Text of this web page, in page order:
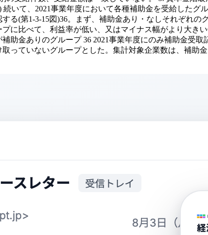
いて、2021事業年度において各種補助金を受給したグ
(第1-3-15図)36。まず、補助金あり・なしそれぞれの
比べて、利益率が低い、又はマイナス幅がより大き
助金ありのグループ 36 2021事業年度にのみ補助金受
っていないグループとした。集計対象企業数は、補助金